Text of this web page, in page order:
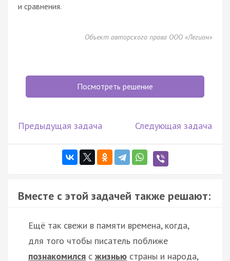
и сравнения.
Объект авторского права ООО «Легион»
Посмотреть решение
Предыдущая задача Следующая задача
Вместе с этой задачей также решают:
Ещё так свежи в памяти времена, когда,
для того чтобы писатель поближе
познакомился с жизнью страны и народа,